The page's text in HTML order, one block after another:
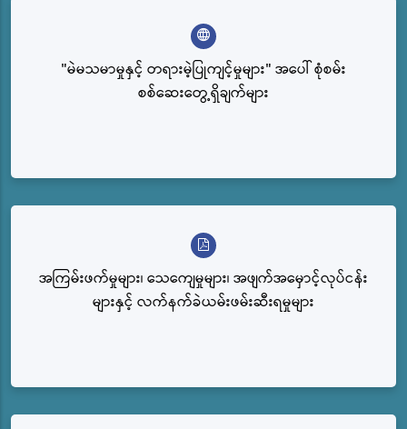
"မဲမသမာမှုနှင့် တရားမဲ့ပြုကျင့်မှုများ" အပေါ် စုံစမ်း
စစ်ဆေးတွေ့ရှိချက်များ
အကြမ်းဖက်မှုများ၊ သေကျေမှုများ၊ အဖျက်အမှောင့်လုပ်ငန်း
များနှင့် လက်နက်ခဲယမ်းဖမ်းဆီးရမှုများ